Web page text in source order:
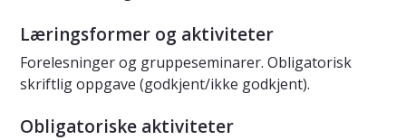
Læringsformer og aktiviteter
Forelesninger og gruppeseminarer. Obligatorisk
skriftlig oppgave (godkjent/ikke godkjent).
Obligatoriske aktiviteter